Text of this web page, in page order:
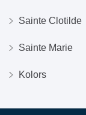
Sainte Clotilde
Sainte Marie
Kolors